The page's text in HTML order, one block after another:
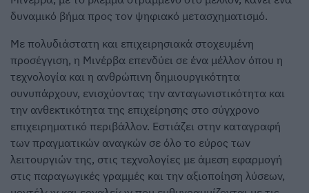
δυναμικό βήμα προς τον ψηφιακό μετασχηματισμό.
Με πολυδιάστατη και επιχειρησιακά στοχευμένη
προσέγγιση, η Μινέρβα επενδύει σε ένα μέλλον όπου η
τεχνολογία και η ανθρώπινη δημιουργικότητα
συνυπάρχουν, ενισχύοντας την ανταγωνιστικότητα και
την ανθεκτικότητα της επιχείρησης στο σύγχρονο
επιχειρηματικό περιβάλλον. Εστιάζει στην καταγραφή
των πραγματικών αναγκών σε όλο το εύρος των
λειτουργιών της, στις τεχνολογίες με άμεση εφαρμογή
στις παραγωγικές γραμμές και την αξιοποίηση λύσεων,